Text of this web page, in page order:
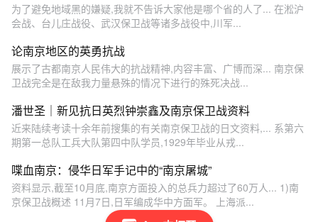
为了避免地域黑的嫌疑,我就不告诉大家他是哪个省的人了... 在淞沪
会战、台儿庄战役、武汉保卫战等诸多战役中,川军...
论南京地区的英勇抗战
展示了古都南京人民伟大的抗战精神,内容丰富、广博而深... 南京保
卫战完全是在敌我力量悬殊的情况下进行的殊死决战...
潘世圣｜新见抗日英烈钟崇鑫及南京保卫战资料
近来陆续考读十余年前搜集的有关南京保卫战的日文资料,... 系第六
期第一总队工兵大队第四中队学员,1929年毕业从戎...
喋血南京：侵华日军手记中的“南京屠城”
资料显示,截至10月底,南京方面投入的总兵力超过了60万人... 1)南
京保卫战概述 11月7日,日军编成华中方面军。 上海派...